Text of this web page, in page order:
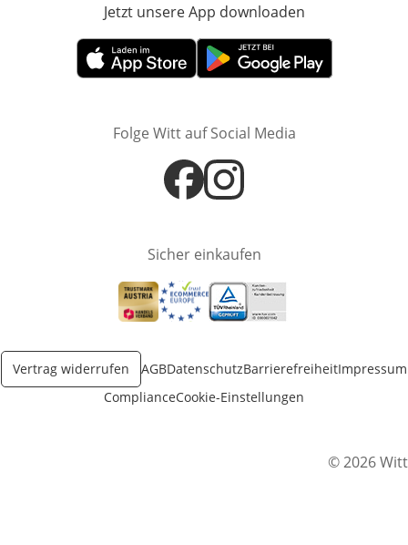
Jetzt unsere App downloaden
Öffnet in neuem FensterÖffnet in neuem Fenster
Folge Witt auf Social Media
Öffnet in neuem Fenster
Öffnet in neuem Fenster
Sicher einkaufen
Öffnet in neuem Fenster
Öffnet in neuem Fenster
Öffnet in neuem Fenster
Vertrag widerrufen AGBDatenschutzBarrierefreiheitImpressum
ComplianceCookie-Einstellungen
© 2026 Witt